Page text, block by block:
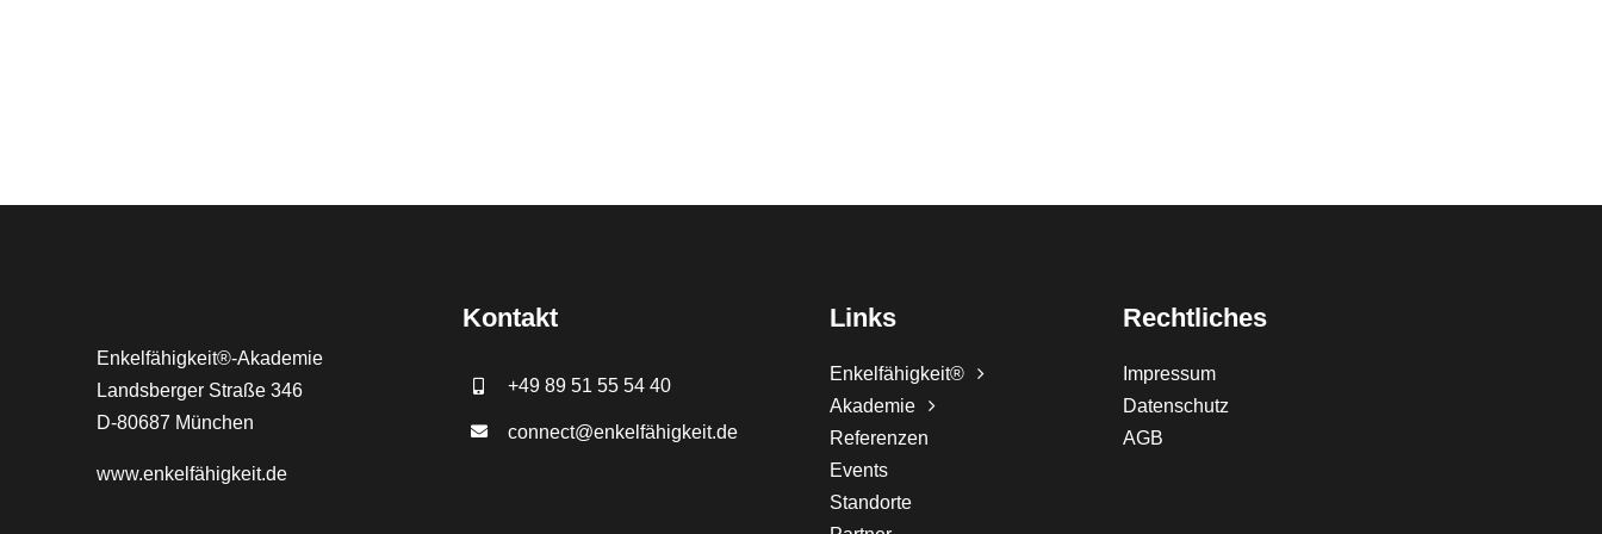
Enkelfähigkeit®-Akademie
Landsberger Straße 346
D-80687 München
www.enkelfähigkeit.de
Kontakt
+49 89 51 55 54 40
connect@enkelfähigkeit.de
Links
Enkelfähigkeit®
Akademie
Referenzen
Events
Standorte
Rechtliches
Impressum
Datenschutz
AGB